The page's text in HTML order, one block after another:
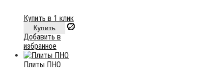
Купить в 1 клик
Купить
Добавить в
избранное
Плиты ПНО